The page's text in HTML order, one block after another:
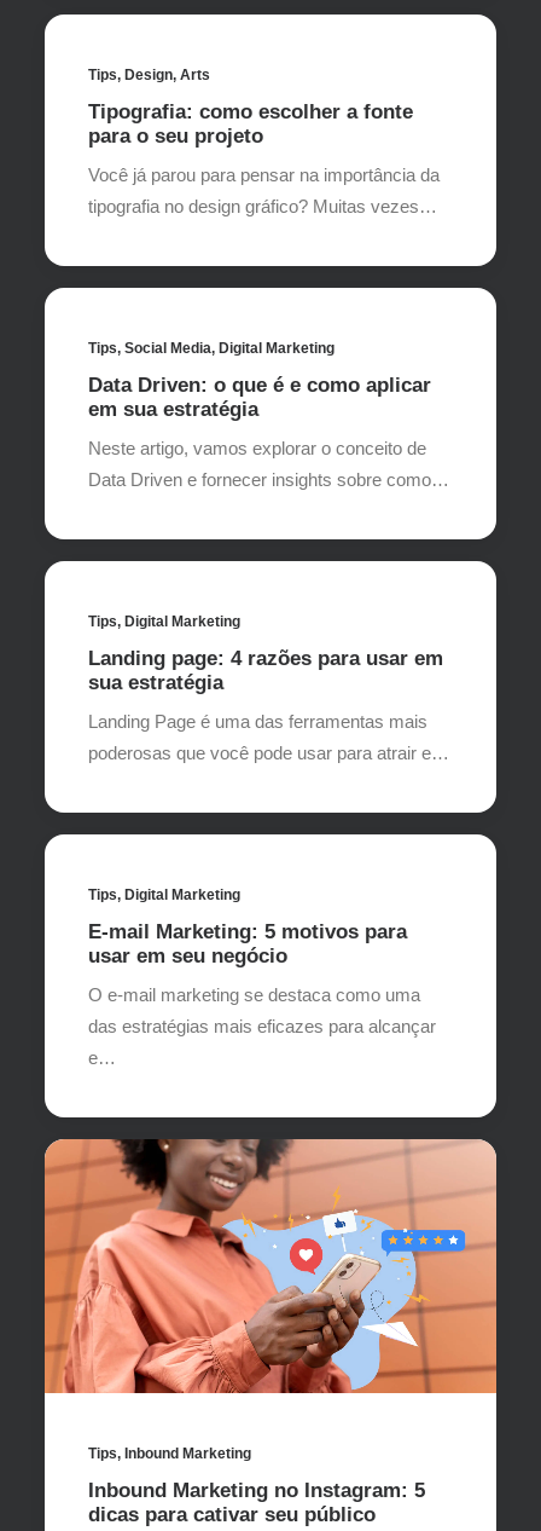
Tips, Design, Arts
Tipografia: como escolher a fonte
para o seu projeto
Você já parou para pensar na importância da
tipografia no design gráfico? Muitas vezes…
Tips, Social Media, Digital Marketing
Data Driven: o que é e como aplicar
em sua estratégia
Neste artigo, vamos explorar o conceito de
Data Driven e fornecer insights sobre como…
Tips, Digital Marketing
Landing page: 4 razões para usar em
sua estratégia
Landing Page é uma das ferramentas mais
poderosas que você pode usar para atrair e…
Tips, Digital Marketing
E-mail Marketing: 5 motivos para
usar em seu negócio
O e-mail marketing se destaca como uma
das estratégias mais eficazes para alcançar
e…
Tips, Inbound Marketing
Inbound Marketing no Instagram: 5
dicas para cativar seu público